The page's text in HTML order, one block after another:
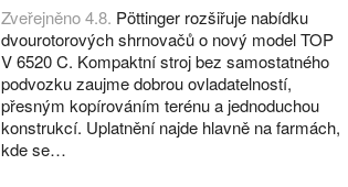
Zveřejněno 4.8. Pöttinger rozšiřuje nabídku
dvourotorových shrnovačů o nový model TOP
V 6520 C. Kompaktní stroj bez samostatného
podvozku zaujme dobrou ovladatelností,
přesným kopírováním terénu a jednoduchou
konstrukcí. Uplatnění najde hlavně na farmách,
kde se…